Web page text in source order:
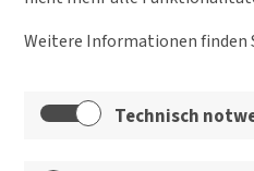
Weitere Informationen finden
Technisch